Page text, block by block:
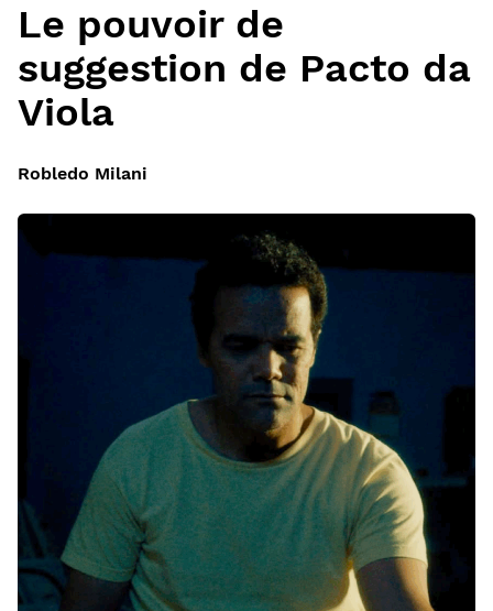
Le pouvoir de
suggestion de Pacto da
Viola
Robledo Milani